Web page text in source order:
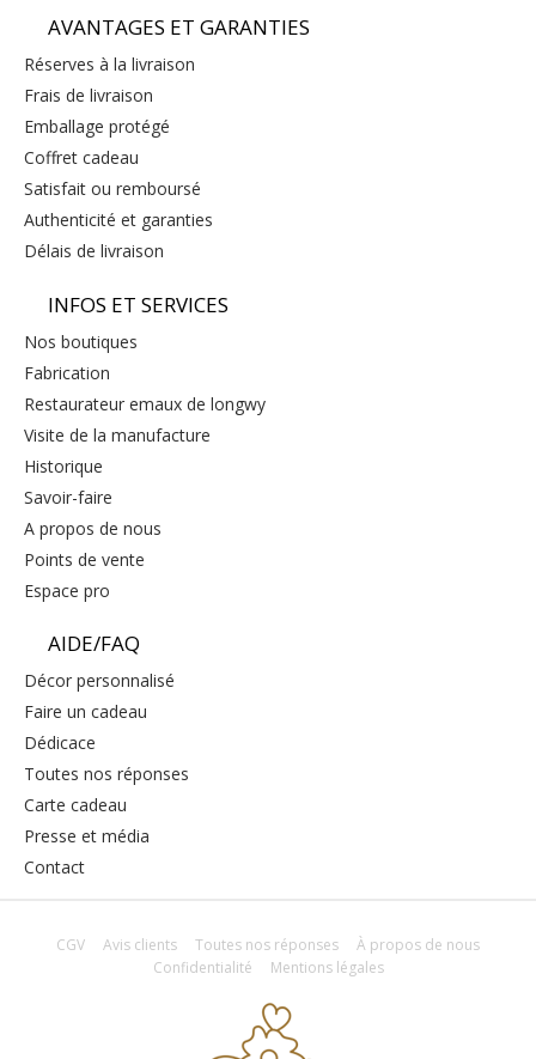
AVANTAGES ET GARANTIES
réserves à la livraison
frais de livraison
emballage protégé
coffret cadeau
satisfait ou remboursé
authenticité et garanties
délais de livraison
INFOS ET SERVICES
nos boutiques
fabrication
restaurateur emaux de longwy
visite de la manufacture
historique
savoir-faire
a propos de nous
points de vente
espace pro
AIDE/FAQ
décor personnalisé
faire un cadeau
dédicace
toutes nos réponses
carte cadeau
presse et média
contact
CGV Avis clients Toutes nos réponses
À propos de nous
Confidentialité
Mentions légales